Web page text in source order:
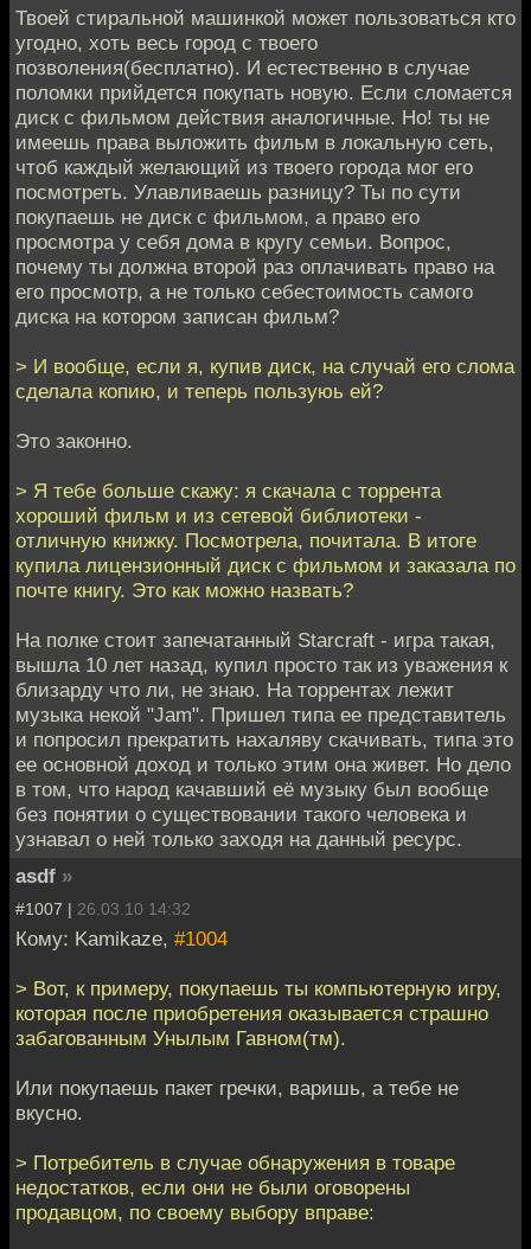
Твоей стиральной машинкой может пользоваться кто
угодно, хоть весь город с твоего
позволения(бесплатно). И естественно в случае
поломки прийдется покупать новую. Если сломается
диск с фильмом действия аналогичные. Но! ты не
имеешь права выложить фильм в локальную сеть,
чтоб каждый желающий из твоего города мог его
посмотреть. Улавливаешь разницу? Ты по сути
покупаешь не диск с фильмом, а право его
просмотра у себя дома в кругу семьи. Вопрос,
почему ты должна второй раз оплачивать право на
его просмотр, а не только себестоимость самого
диска на котором записан фильм?
> И вообще, если я, купив диск, на случай его слома
сделала копию, и теперь пользуюь ей?
Это законно.
> Я тебе больше скажу: я скачала с торрента
хороший фильм и из сетевой библиотеки -
отличную книжку. Посмотрела, почитала. В итоге
купила лицензионный диск с фильмом и заказала по
почте книгу. Это как можно назвать?
На полке стоит запечатанный Starcraft - игра такая,
вышла 10 лет назад, купил просто так из уважения к
близарду что ли, не знаю. На торрентах лежит
музыка некой "Jam". Пришел типа ее представитель
и попросил прекратить нахаляву скачивать, типа это
ее основной доход и только этим она живет. Но дело
в том, что народ качавший её музыку был вообще
без понятии о существовании такого человека и
узнавал о ней только заходя на данный ресурс.
asdf »
#1007 | 26.03.10 14:32
Кому: Kamikaze, #1004
> Вот, к примеру, покупаешь ты компьютерную игру,
которая после приобретения оказывается страшно
забагованным Унылым Гавном(тм).
Или покупаешь пакет гречки, варишь, а тебе не
вкусно.
> Потребитель в случае обнаружения в товаре
недостатков, если они не были оговорены
продавцом, по своему выбору вправе: